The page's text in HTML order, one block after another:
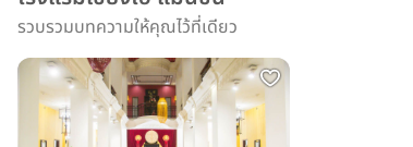
รวบรวมบทความให้คุณไว้ที่เดียว